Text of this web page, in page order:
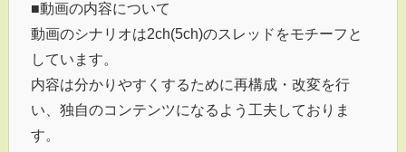
■動画の内容について
動画のシナリオは2ch(5ch)のスレッドをモチーフと
しています。
内容は分かりやすくするために再構成・改変を行
い、独自のコンテンツになるよう工夫しておりま
す。